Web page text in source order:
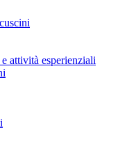
attività esperienziali